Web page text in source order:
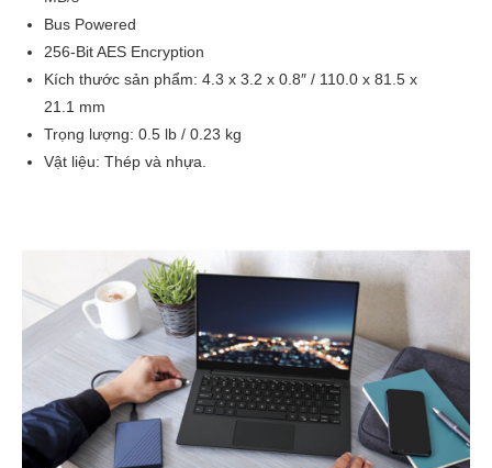
Bus Powered
256-Bit AES Encryption
Kích thước sản phẩm: 4.3 x 3.2 x 0.8″ / 110.0 x 81.5 x
21.1 mm
Trọng lượng: 0.5 lb / 0.23 kg
Vật liệu: Thép và nhựa.